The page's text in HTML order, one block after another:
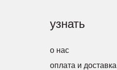
узнать
о нас
оплата и доставка